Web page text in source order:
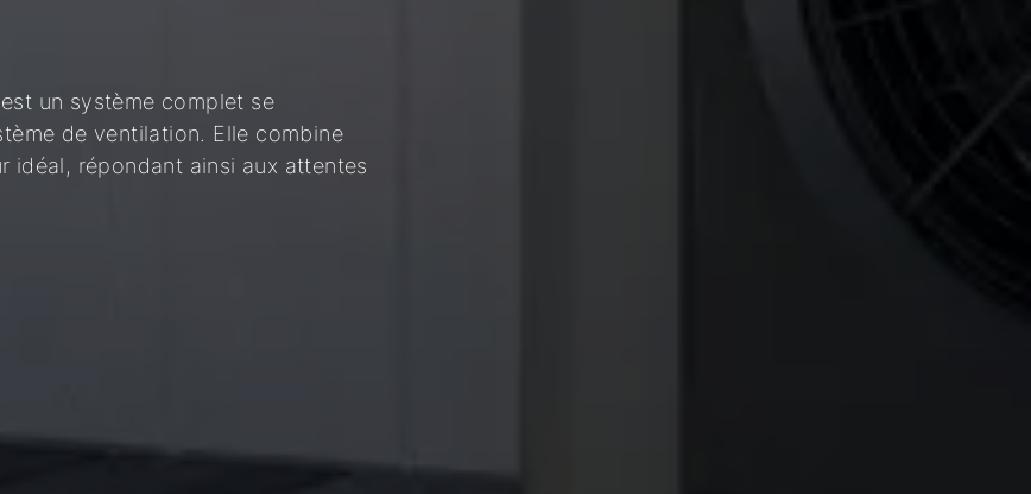
un système complet se
de ventilation. Elle combine
idéal, répondant ainsi aux attentes